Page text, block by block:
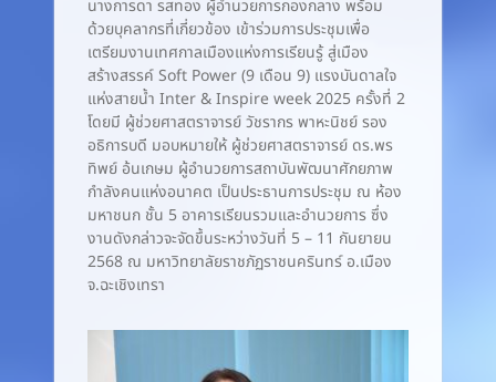
นางการดา รสทอง ผู้อำนวยการกองกลาง พร้อม
ด้วยบุคลากรที่เกี่ยวข้อง เข้าร่วมการประชุมเพื่อ
เตรียมงานเทศกาลเมืองแห่งการเรียนรู้ สู่เมือง
สร้างสรรค์ Soft Power (9 เดือน 9) แรงบันดาลใจ
แห่งสายน้ำ Inter & Inspire week 2025 ครั้งที่ 2
โดยมี ผู้ช่วยศาสตราจารย์ วัชรากร พาหะนิชย์ รอง
อธิการบดี มอบหมายให้ ผู้ช่วยศาสตราจารย์ ดร.พร
ทิพย์ อ้นเกษม ผู้อำนวยการสถาบันพัฒนาศักยภาพ
กำลังคนแห่งอนาคต เป็นประธานการประชุม ณ ห้อง
มหาชนก ชั้น 5 อาคารเรียนรวมและอำนวยการ ซึ่ง
งานดังกล่าวจะจัดขึ้นระหว่างวันที่ 5 – 11 กันยายน
2568 ณ มหาวิทยาลัยราชภัฏราชนครินทร์ อ.เมือง
จ.ฉะเชิงเทรา